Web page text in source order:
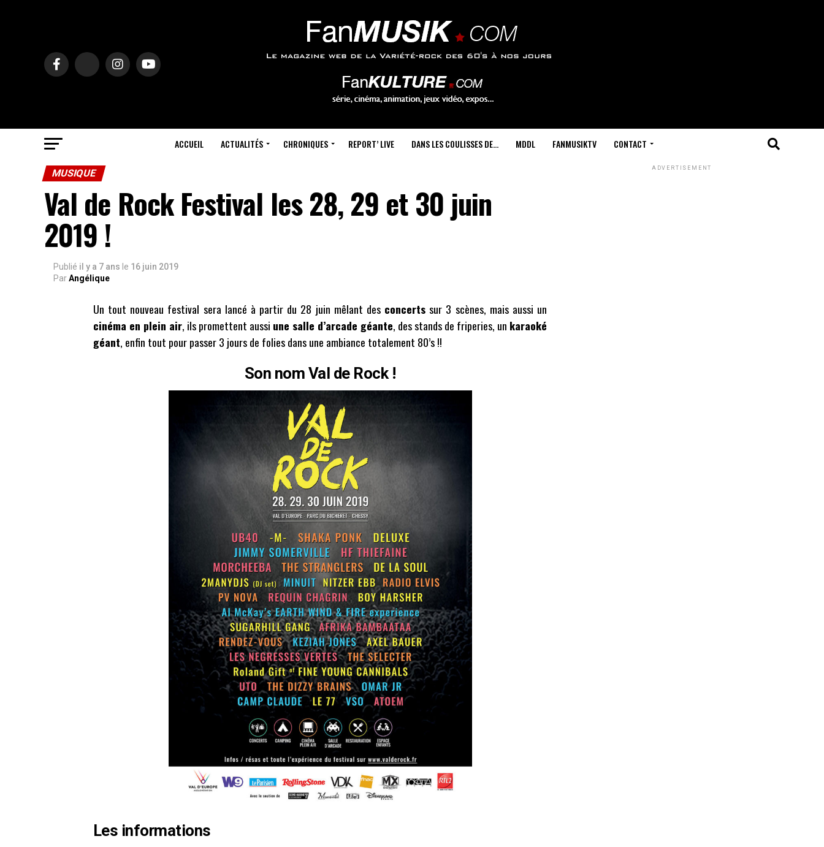
ACCUEIL ACTUALITÉS CHRONIQUES REPORT’ LIVE DANS LES COULISSES DE… MDDL FANMUSIKTV CONTACT
MUSIQUE
Val de Rock Festival les 28, 29 et 30 juin
2019 !
Publié il y a 7 ans le 16 juin 2019
ParAngélique
Un tout nouveau festival sera lancé à partir du 28 juin mêlant des concerts sur 3 scènes, mais aussi un
cinéma en plein air, ils promettent aussi une salle d’arcade géante, des stands de friperies, un karaoké
géant, enfin tout pour passer 3 jours de folies dans une ambiance totalement 80’s !!
Son nom Val de Rock !
Les informations
ADVERTISEMENT